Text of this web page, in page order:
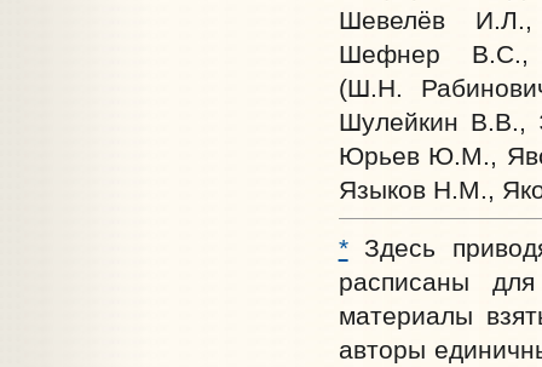
*Здесь
расписаны
материалы
авторы